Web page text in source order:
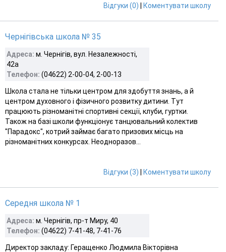
Відгуки (0)
Коментувати школу
Чернігівська школа № 35
Адреса: м. Чернігів, вул. Незалежності,
42а
Телефон: (04622) 2-00-04, 2-00-13
Школа стала не тільки центром для здобуття знань, а й
центром духовного і фізичного розвитку дитини. Тут
працюють різноманітні спортивні секції, клуби, гуртки.
Також на базі школи функціонує танцювальний колектив
"Парадокс", котрий займає багато призових місць на
різноманітних конкурсах. Неодноразов...
Відгуки (3) Коментувати школу
Середня школа № 1
Адреса: м. Чернігів, пр-т Миру, 40
Телефон: (04622) 7-41-48, 7-41-76
Директор закладу: Геращенко Людмила Вікторівна